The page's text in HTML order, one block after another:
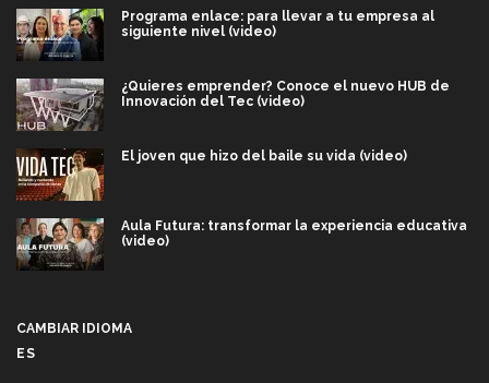
Programa enlace: para llevar a tu empresa al
siguiente nivel (video)
¿Quieres emprender? Conoce el nuevo HUB de
Innovación del Tec (video)
El joven que hizo del baile su vida (video)
Aula Futura: transformar la experiencia educativa
(video)
CAMBIAR IDIOMA
ES